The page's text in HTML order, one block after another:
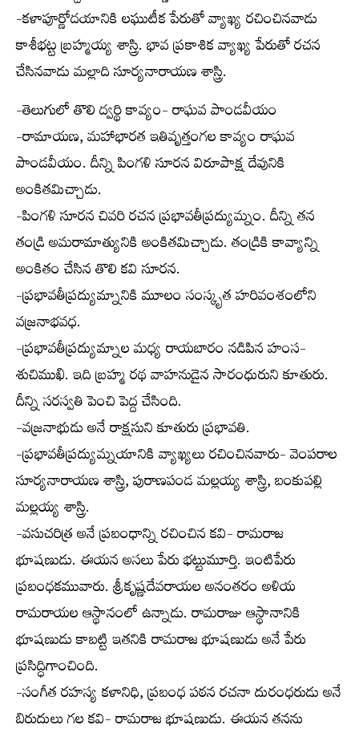
-కళాపూర్ణోదయానికి లఘుటీక పేరుతో వ్యాఖ్య రచించినవాడు
కాశీభట్ట బ్రహ్మయ్య శాస్త్రి. భావ ప్రకాశిక వ్యాఖ్య పేరుతో రచన
చేసినవాడు మల్లాది సూర్యనారాయణ శాస్త్రి.
-తెలుగులో తొలి ద్వర్థి కావ్యం- రాఘవ పాండవీయం
-రామాయణ, మహాభారత ఇతివృత్తంగల కావ్యం రాఘవ
పాండవీయం. దీన్ని పింగళి సూరన విరూపాక్ష దేవునికి
అంకితమిచ్చాడు.
-పింగళి సూరన చివరి రచన ప్రభావతీప్రద్యుమ్నం. దీన్ని తన
తండ్రి అమరామాత్యునికి అంకితమిచ్చాడు. తండ్రికి కావ్యాన్ని
అంకితం చేసిన తొలి కవి సూరన.
-ప్రభావతీప్రద్యుమ్నానికి మూలం సంస్కృత హరివంశంలోని
వజ్రనాభవధ.
-ప్రభావతీప్రద్యుమ్నాల మధ్య రాయబారం నడిపిన హంస-
శుచిముఖి. ఇది బ్రహ్మ రథ వాహనుడైన సారంధురుని కూతురు.
దీన్ని సరస్వతి పెంచి పెద్ద చేసింది.
-వజ్రనాభుడు అనే రాక్షసుని కూతురు ప్రభావతి.
-ప్రభావతీప్రద్యుమ్నయానికి వ్యాఖ్యలు రచించినవారు- వెంపరాల
సూర్యనారాయణ శాస్త్రి, పురాణపండ మల్లయ్య శాస్త్రి, బంకుపల్లి
మల్లయ్య శాస్త్రి.
-వసుచరిత్ర అనే ప్రబంధాన్ని రచించిన కవి- రామరాజ
భూషణుడు. ఈయన అసలు పేరు భట్టుమూర్తి. ఇంటిపేరు
ప్రబంధకమువారు. శ్రీకృష్ణదేవరాయల అనంతరం అళియ
రామరాయల ఆస్థానంలో ఉన్నాడు. రామరాజు ఆస్థానానికి
భూషణుడు కాబట్టి ఇతనికి రామరాజ భూషణుడు అనే పేరు
ప్రసిద్ధిగాంచింది.
-సంగీత రహస్య కళానిధి, ప్రబంధ పఠన రచనా దురంధరుడు అనే
బిరుదులు గల కవి- రామరాజ భూషణుడు. ఈయన తనను